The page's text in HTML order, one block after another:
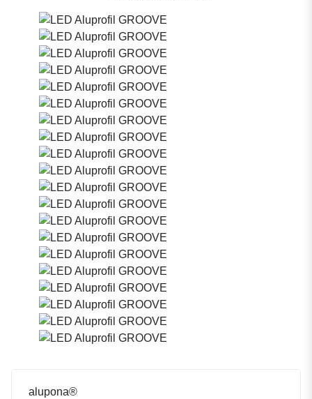
alupona®